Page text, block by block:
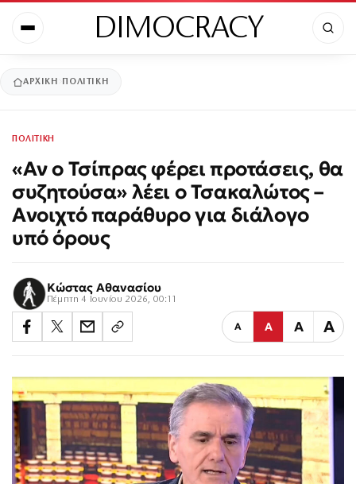
DIMOCRACY
ΑΡΧΙΚΉ ΠΟΛΙΤΙΚΗ
ΠΟΛΙΤΙΚΗ
«Αν ο Τσίπρας φέρει προτάσεις, θα
συζητούσα» λέει ο Τσακαλώτος –
Ανοιχτό παράθυρο για διάλογο
υπό όρους
Κώστας Αθανασίου
Πέμπτη 4 Ιουνίου 2026, 00:11
Α Α Α Α